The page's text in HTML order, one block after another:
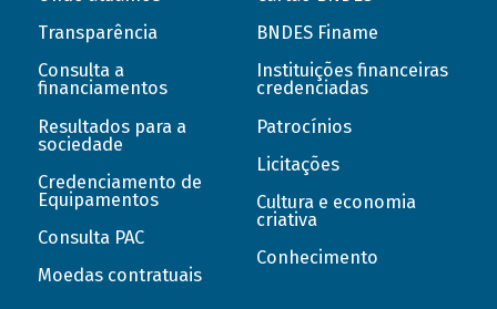
Transparência
Consulta a
financiamentos
Resultados para a
sociedade
Credenciamento de
Equipamentos
Consulta PAC
Moedas contratuais
BNDES Finame
Instituições financeiras
credenciadas
Patrocínios
Licitações
Cultura e economia
criativa
Conhecimento